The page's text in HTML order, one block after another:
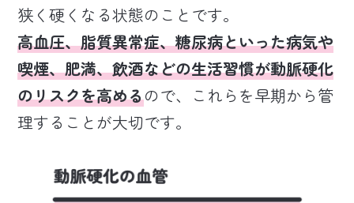
狭く硬くなる状態のことです。
高血圧、脂質異常症、糖尿病といった病気や
喫煙、肥満、飲酒などの生活習慣が動脈硬化
のリスクを高めるので、これらを早期から管
理することが大切です。